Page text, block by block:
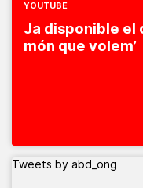
YOUTUBE
Ja disponible el
món que volem’
Tweets by abd_ong